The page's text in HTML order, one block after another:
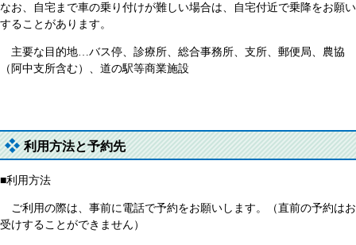
なお、自宅まで車の乗り付けが難しい場合は、自宅付近で乗降をお願い
することがあります。
主要な目的地…バス停、診療所、総合事務所、支所、郵便局、農協
（阿中支所含む）、道の駅等商業施設
利用方法と予約先
■利用方法
ご利用の際は、事前に電話で予約をお願いします。（直前の予約はお
受けすることができません）